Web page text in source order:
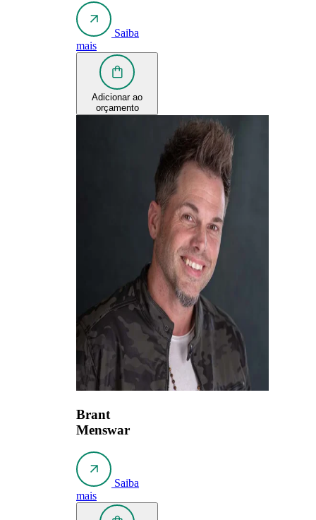
Saiba
mais
Adicionar ao
orçamento
Brant
Menswar
Saiba
mais